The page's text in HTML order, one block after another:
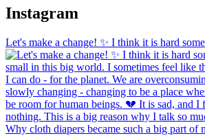
Instagram
Let's make a change! ✨ I think it is hard